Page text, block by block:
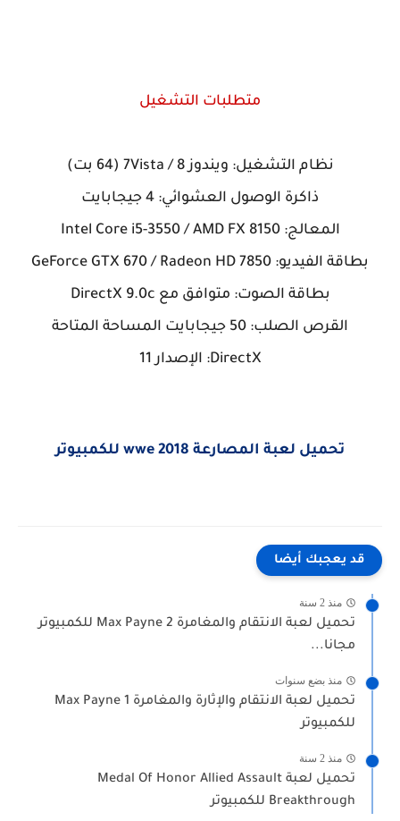
متطلبات التشغيل
نظام التشغيل: ويندوز 7Vista / 8 (64 بت)
ذاكرة الوصول العشوائي: 4 جيجابايت
المعالج: Intel Core i5-3550 / AMD FX 8150
بطاقة الفيديو: GeForce GTX 670 / Radeon HD 7850
بطاقة الصوت: متوافق مع DirectX 9.0c
القرص الصلب: 50 جيجابايت المساحة المتاحة
DirectX: الإصدار 11
تحميل لعبة المصارعة wwe 2018 للكمبيوتر
قد يعجبك أيضا
منذ 2 سنة
تحميل لعبة الانتقام والمغامرة Max Payne 2 للكمبيوتر
مجانا...
منذ بضع سنوات
تحميل لعبة الانتقام والإثارة والمغامرة Max Payne 1
للكمبيوتر
منذ 2 سنة
تحميل لعبة Medal Of Honor Allied Assault
Breakthrough للكمبيوتر